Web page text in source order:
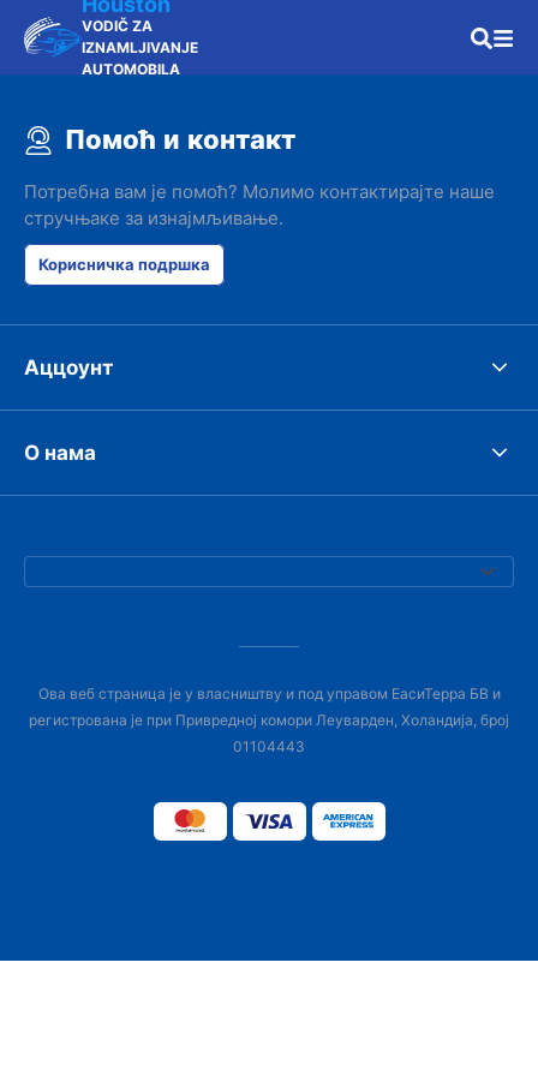
VODIČ ZA
IZNAMLJIVANJE
AUTOMOBILA
Помоћ и контакт
Потребна вам је помоћ? Молимо контактирајте наше
стручњаке за изнајмљивање.
Корисничка подршка
Аццоунт
О нама
Ова веб страница је у власништву и под управом ЕасиТерра БВ и
регистрована је при Привредној комори Леуварден, Холандија, број
01104443